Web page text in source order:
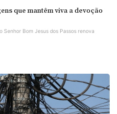
que mantêm viva a devoção
Senhor Bom Jesus dos Passos renova